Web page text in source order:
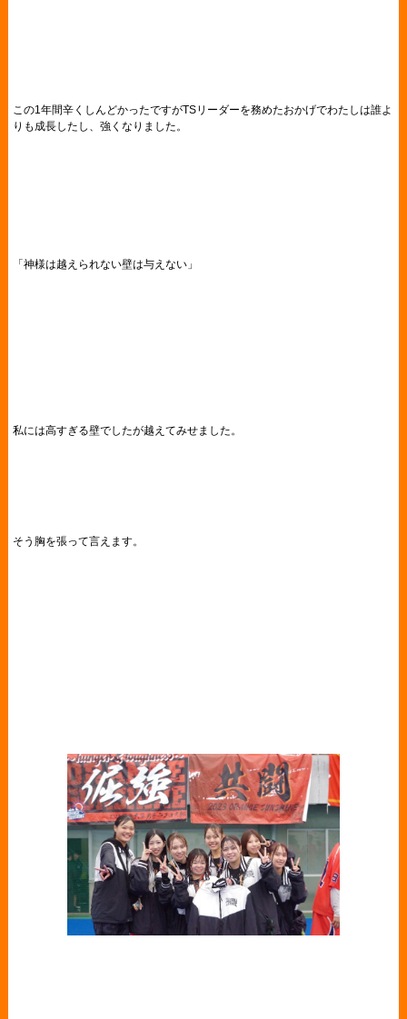
この1年間辛くしんどかったですがTSリーダーを務めたおかげでわたしは誰よ
りも成長したし、強くなりました。
「神様は越えられない壁は与えない」
私には高すぎる壁でしたが越えてみせました。
そう胸を張って言えます。